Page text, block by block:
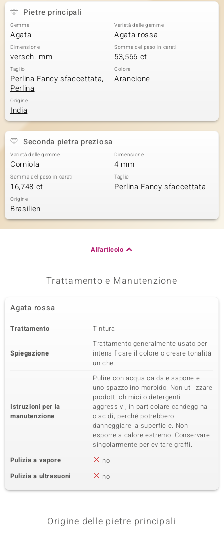
Pietre principali
Gemme
Agata
Varietà delle gemme
Agata rossa
Dimensione
versch. mm
Somma del peso in carati
53,566 ct
Taglio
Perlina Fancy sfaccettata,
Perlina
Colore
Arancione
Origine
India
Seconda pietra preziosa
Varietà delle gemme
Corniola
Dimensione
4 mm
Somma del peso in carati
16,748 ct
Taglio
Perlina Fancy sfaccettata
Origine
Brasilien
All'articolo
Trattamento e Manutenzione
Agata rossa
Trattamento Tintura
Spiegazione
Trattamento generalmente usato per
intensificare il colore o creare tonalità
uniche.
Istruzioni per la
manutenzione
Pulire con acqua calda e sapone e
uno spazzolino morbido. Non utilizzare
prodotti chimici o detergenti
aggressivi, in particolare candeggina
o acidi, perché potrebbero
danneggiare la superficie. Non
esporre a calore estremo. Conservare
singolarmente per evitare graffi.
Pulizia a vapore
no
Pulizia a ultrasuoni
no
Origine delle pietre principali